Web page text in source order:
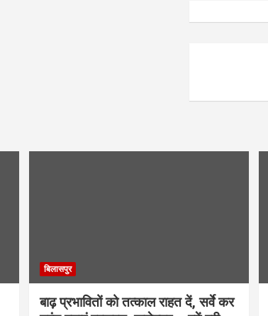
बिलासपुर
बाढ़ प्रभावितों को तत्काल राहत दें, सर्वे कर